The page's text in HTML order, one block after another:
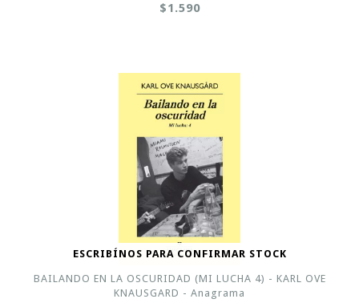
$1.590
ESCRIBÍNOS PARA CONFIRMAR STOCK
BAILANDO EN LA OSCURIDAD (MI LUCHA 4) - KARL OVE
KNAUSGARD - Anagrama